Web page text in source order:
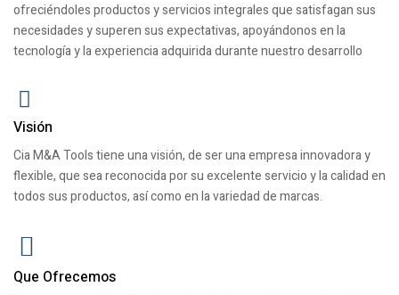
ofreciéndoles productos y servicios integrales que satisfagan sus
necesidades y superen sus expectativas, apoyándonos en la
tecnología y la experiencia adquirida durante nuestro desarrollo
Visión
Cia M&A Tools tiene una visión, de ser una empresa innovadora y
flexible, que sea reconocida por su excelente servicio y la calidad en
todos sus productos, así como en la variedad de marcas.
Que Ofrecemos